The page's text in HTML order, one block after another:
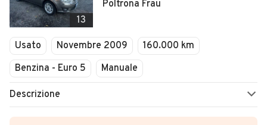
13
Poltrona Frau
Usato Novembre 2009
160.000 km
Benzina - Euro 5
Manuale
Descrizione